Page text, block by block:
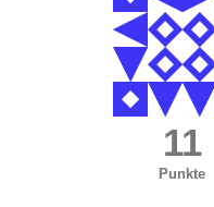
11
Punkte